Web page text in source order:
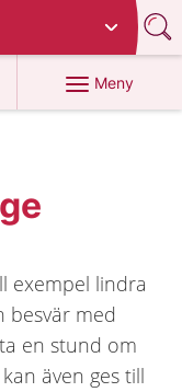
Meny
exempel lindra
besvär med
en stund om
även ges till